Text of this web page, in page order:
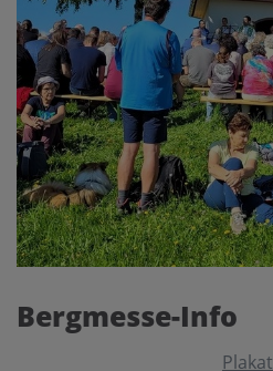
Bergmesse-Info
Plakat